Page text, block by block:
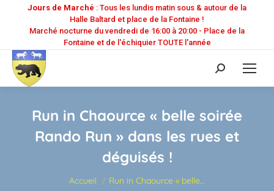
Jours de Marché : Tous les lundis matin sous & autour de la
Halle Baltard et place de la Fontaine !
Marché nocturne du vendredi de 16:00 à 20:00 - Place de la
Fontaine et de l'échiquier TOUTE l'année
Recherche
:
Run in Chaource « belle soirée
Rando Run » dans les rues et
déguisés !
Vous êtes ici :
Accueil Run in Chaource « belle…